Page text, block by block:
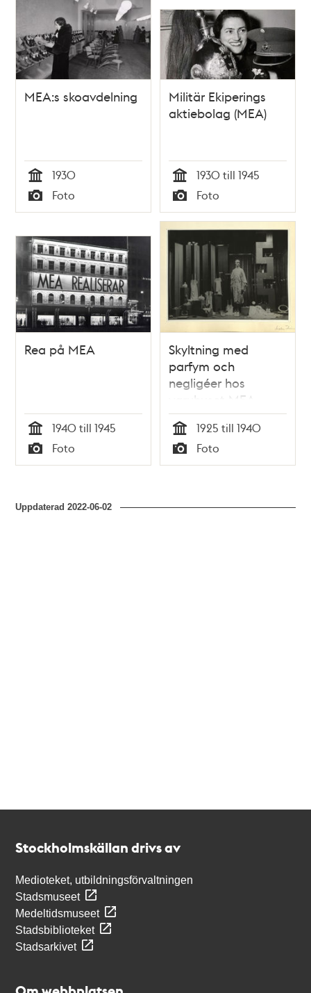
MEA:s skoavdelning
Tid
1930
Typ
Foto
Militär Ekiperings
aktiebolag (MEA)
Tid
1930 till 1945
Typ
Foto
Rea på MEA
Tid
1940 till 1945
Typ
Foto
Skyltning med
parfym och
negligéer hos
varuhuset MEA
Tid
1925 till 1940
Typ
Foto
Uppdaterad2022-06-02
Stockholmskällan drivs av
Medioteket, utbildningsförvaltningen
Stadsmuseet
Medeltidsmuseet
Stadsbiblioteket
Stadsarkivet